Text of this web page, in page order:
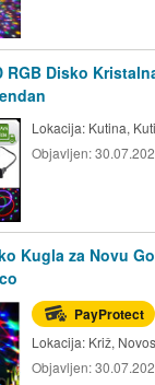
RGB Disko
Lokacija: Kutina,
Objavljen:
Kugla za Novu
PayProtect
Lokacija: Križ,
Objavljen: